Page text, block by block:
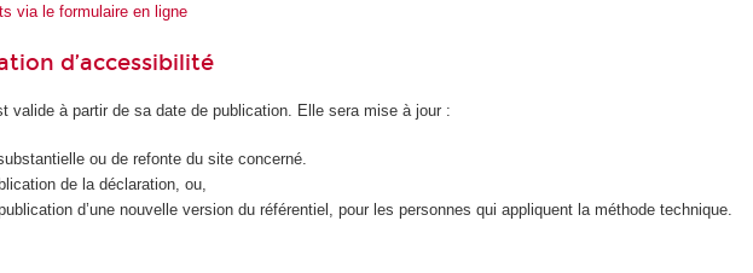
via le formulaire en ligne
d’accessibilité
valide à partir de sa date de publication. Elle sera mise à jour :
ou de refonte du site concerné.
de la déclaration, ou,
d’une nouvelle version du référentiel, pour les personnes qui appliquent la méthode technique.